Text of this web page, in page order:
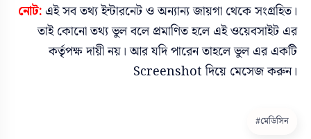
নোট: এই সব তথ্য ইন্টারনেট ও অন্যান্য জায়গা থেকে সংগ্রহিত।
তাই কোনো তথ্য ভুল বলে প্রমাণিত হলে এই ওয়েবসাইট এর
কর্তৃপক্ষ দায়ী নয়। আর যদি পারেন তাহলে ভুল এর একটি
Screenshot দিয়ে মেসেজ করুন।